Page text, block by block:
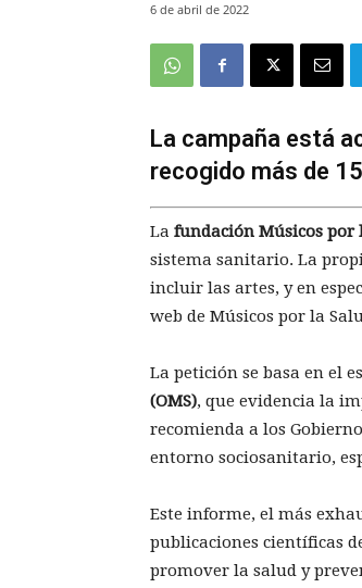
6 de abril de 2022
La campaña está
recogido más de
La fundación Músicos por
sistema sanitario. La
incluir las artes, y en
web de Músicos por la
La petición se basa en el
(OMS), que evidencia la
recomienda a los
entorno sociosanitario,
Este informe, el más
publicaciones científicas
promover la salud y